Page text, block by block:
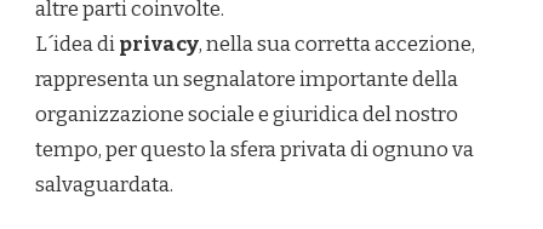
altre parti coinvolte.
L´idea diprivacy, nella sua corretta accezione,
rappresenta un segnalatore importante della
organizzazione sociale e giuridica del nostro
tempo, per questo la sfera privata di ognuno va
salvaguardata.